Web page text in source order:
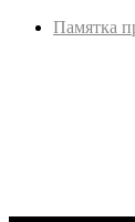
Памятка